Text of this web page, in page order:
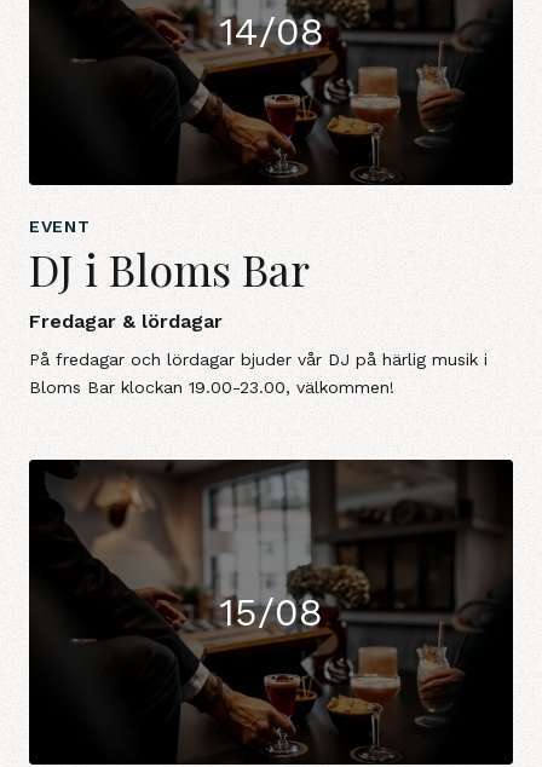
14/08
EVENT
DJ i Bloms Bar
Fredagar & lördagar
På fredagar och lördagar bjuder vår DJ på härlig musik i
Bloms Bar klockan 19.00-23.00, välkommen!
15/08